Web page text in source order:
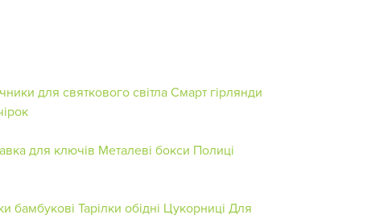
для святкового світлаСмарт гірлянди
для ключів Металеві бокси Полиці
бамбукові Тарілки обідні Цукорниці Для